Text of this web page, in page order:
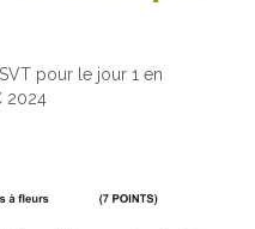
pour le jour 1 en
2024